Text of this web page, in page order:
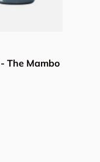
The Mambo